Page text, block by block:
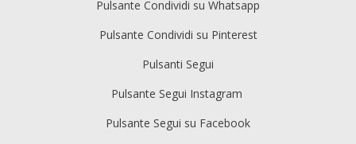
Pulsante Condividi su Whatsapp
Pulsante Condividi su Pinterest
Pulsanti Segui
Pulsante Segui Instagram
Pulsante Segui su Facebook